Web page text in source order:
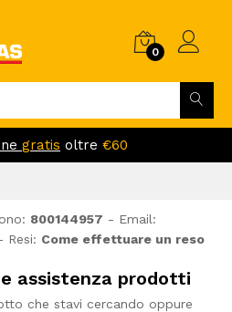
0
gratis oltre €60
800144957 - Email:
Resi: Come effettuare un reso
assistenza prodotti
che stavi cercando oppure